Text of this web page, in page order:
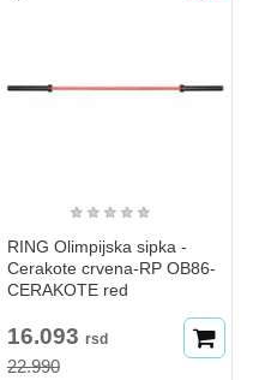
★ ★ ★ ★ ★
RING Olimpijska sipka -
Cerakote crvena-RP OB86-
CERAKOTE red
16.093 rsd
22.990